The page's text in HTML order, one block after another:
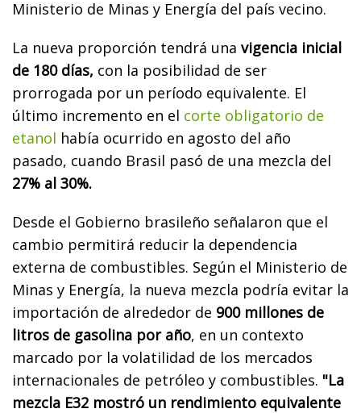
Ministerio de Minas y Energía del país vecino.
La nueva proporción tendrá una vigencia inicial
de 180 días, con la posibilidad de ser
prorrogada por un período equivalente. El
último incremento en el corte obligatorio de
etanol había ocurrido en agosto del año
pasado, cuando Brasil pasó de una mezcla del
27% al 30%.
Desde el Gobierno brasileño señalaron que el
cambio permitirá reducir la dependencia
externa de combustibles. Según el Ministerio de
Minas y Energía, la nueva mezcla podría evitar la
importación de alrededor de 900 millones de
litros de gasolina por año, en un contexto
marcado por la volatilidad de los mercados
internacionales de petróleo y combustibles. "La
mezcla E32 mostró un rendimiento equivalente